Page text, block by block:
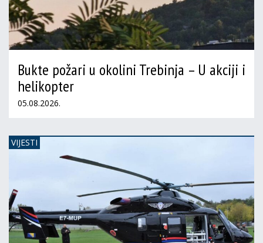
Bukte požari u okolini Trebinja – U akciji i
helikopter
05.08.2026.
VIJESTI